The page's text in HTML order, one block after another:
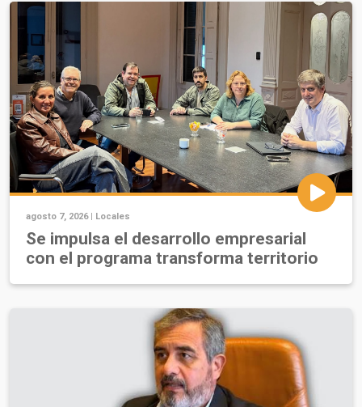
agosto 7, 2026 | Locales
Se impulsa el desarrollo empresarial
con el programa transforma territorio